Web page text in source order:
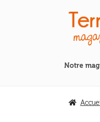
Aller
à
la
Aller
au
contenu
Notre